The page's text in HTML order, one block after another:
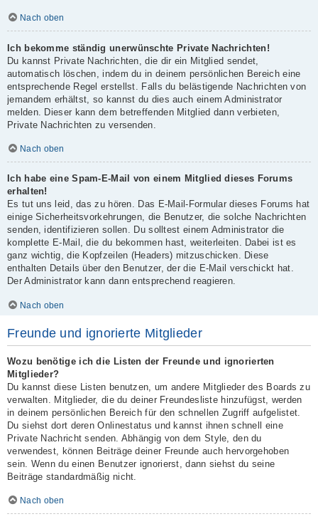
Nach oben
Ich bekomme ständig unerwünschte Private Nachrichten!
Du kannst Private Nachrichten, die dir ein Mitglied sendet,
automatisch löschen, indem du in deinem persönlichen Bereich eine
entsprechende Regel erstellst. Falls du belästigende Nachrichten von
jemandem erhältst, so kannst du dies auch einem Administrator
melden. Dieser kann dem betreffenden Mitglied dann verbieten,
Private Nachrichten zu versenden.
Nach oben
Ich habe eine Spam-E-Mail von einem Mitglied dieses Forums
erhalten!
Es tut uns leid, das zu hören. Das E-Mail-Formular dieses Forums hat
einige Sicherheitsvorkehrungen, die Benutzer, die solche Nachrichten
senden, identifizieren sollen. Du solltest einem Administrator die
komplette E-Mail, die du bekommen hast, weiterleiten. Dabei ist es
ganz wichtig, die Kopfzeilen (Headers) mitzuschicken. Diese
enthalten Details über den Benutzer, der die E-Mail verschickt hat.
Der Administrator kann dann entsprechend reagieren.
Nach oben
Freunde und ignorierte Mitglieder
Wozu benötige ich die Listen der Freunde und ignorierten
Mitglieder?
Du kannst diese Listen benutzen, um andere Mitglieder des Boards zu
verwalten. Mitglieder, die du deiner Freundesliste hinzufügst, werden
in deinem persönlichen Bereich für den schnellen Zugriff aufgelistet.
Du siehst dort deren Onlinestatus und kannst ihnen schnell eine
Private Nachricht senden. Abhängig von dem Style, den du
verwendest, können Beiträge deiner Freunde auch hervorgehoben
sein. Wenn du einen Benutzer ignorierst, dann siehst du seine
Beiträge standardmäßig nicht.
Nach oben